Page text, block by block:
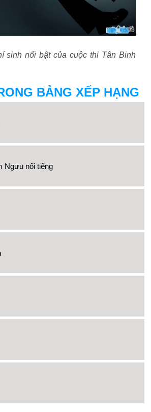
sinh nổi bật của cuộc thi Tân Binh
BẢNG XẾP HẠNG
Ngưu nổi tiếng